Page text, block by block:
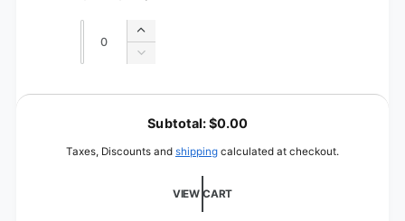
price
price
Quantity
Increase
quantity
Decrease
for
L
Subtotal:$0.00
Taxes, Discounts and shipping calculated at checkout.
VIEW CART